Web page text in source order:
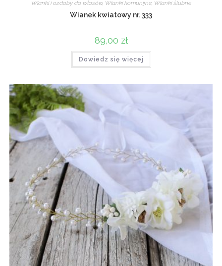
Wianki i ozdoby do włosów, Wianki komunijne, Wianki ślubne
Wianek kwiatowy nr. 333
89,00 zł
Dowiedz się więcej